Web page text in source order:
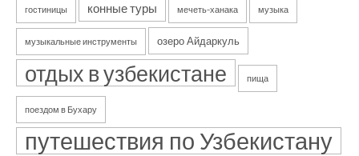
гостиницы конные туры мечеть-ханака музыка
музыкальные инструменты озеро Айдаркуль
отдых в узбекистане пища
поездом в Бухару
путешествия по Узбекистану